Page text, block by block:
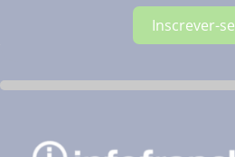
Inscrever-se